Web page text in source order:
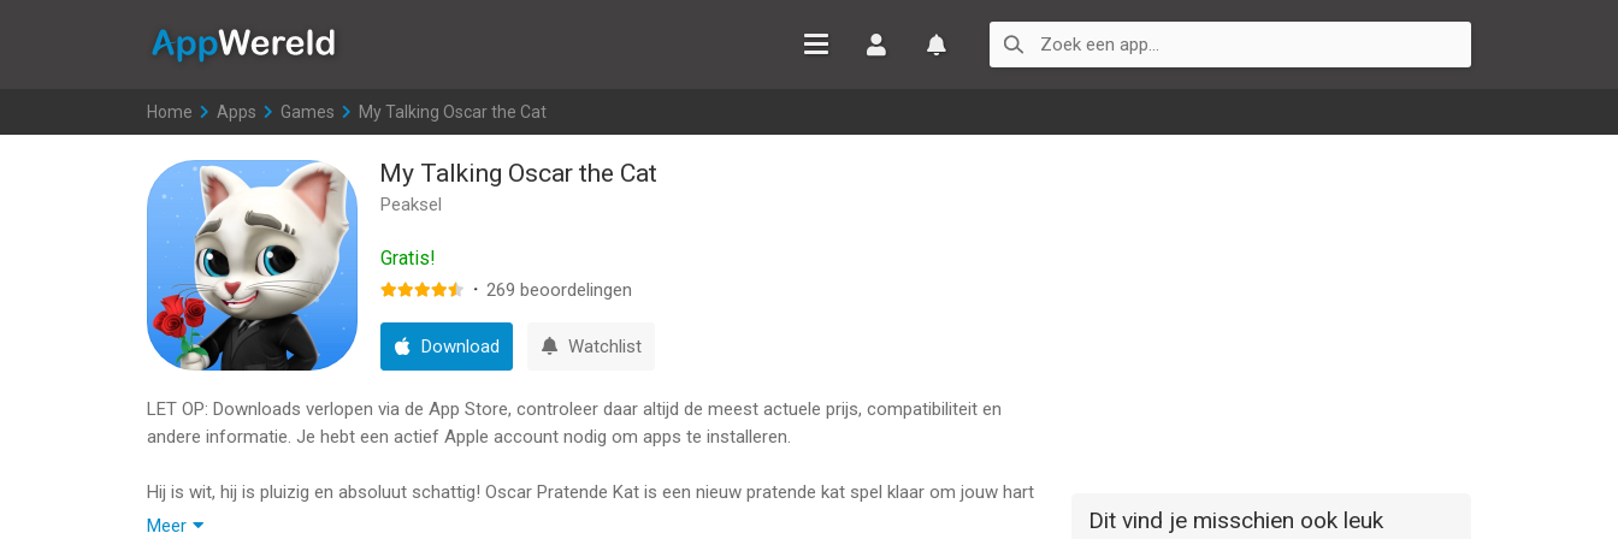
Home >
Apps >
Games >
My Talking Oscar the Cat
My Talking Oscar the Cat
Peaksel
Gratis!
· 269 beoordelingen
Download Watchlist
LET OP: Downloads verlopen via de App Store, controleer daar altijd de meest actuele prijs, compatibiliteit en
andere informatie. Je hebt een actief Apple account nodig om apps te installeren.
Hij is wit, hij is pluizig en absoluut schattig! Oscar Pratende Kat is een nieuw pratende kat spel klaar om jouw hart
te veroveren! Met een sticker album, veel mini-games, kleurplaten voor kinderen en vele andere functies, is dit
Meer Dit vind je misschien ook leuk